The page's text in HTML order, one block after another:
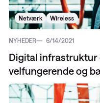
Netværk Wireless
NYHEDER 6/14/2021
Digital
velfungerende og